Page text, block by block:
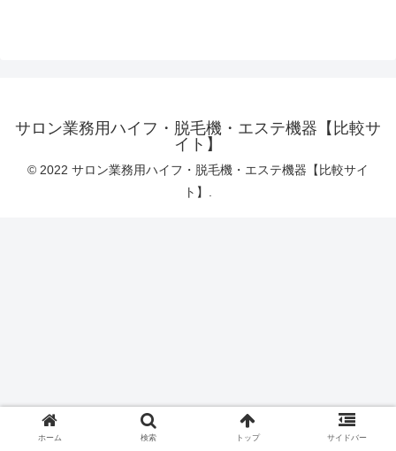
サロン業務用ハイフ・脱毛機・エステ機器【比較サ
イト】
© 2022 サロン業務用ハイフ・脱毛機・エステ機器【比較サイ
ト】.
ホーム 検索 トップ サイドバー